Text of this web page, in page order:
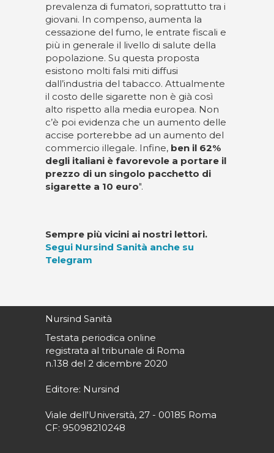
prevalenza di fumatori, soprattutto tra i
giovani. In compenso, aumenta la
cessazione del fumo, le entrate fiscali e
più in generale il livello di salute della
popolazione. Su questa proposta
esistono molti falsi miti diffusi
dall’industria del tabacco. Attualmente
il costo delle sigarette non è già così
alto rispetto alla media europea. Non
c’è poi evidenza che un aumento delle
accise porterebbe ad un aumento del
commercio illegale. Infine, ben il 62%
degli italiani è favorevole a portare il
prezzo di un singolo pacchetto di
sigarette a 10 euro".
Sempre più vicini ai nostri lettori.
Segui Nursind Sanità anche su
Telegram
Nursind Sanità
Testata periodica online
registrata al tribunale di Roma
n.138 del 2 dicembre 2020
Editore: Nursind
Viale dell'Università, 27 - 00185 Roma
CF: 95098210248